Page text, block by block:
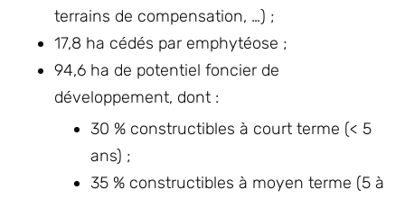
terrains de compensation, …) ;
17,8 ha cédés par emphytéose ;
94,6 ha de potentiel foncier de
développement, dont :
30 % constructibles à court terme (< 5
ans) ;
35 % constructibles à moyen terme (5 à